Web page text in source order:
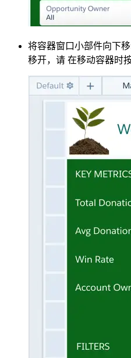
将容器窗口小部件向下
移开，请 在移动容器时